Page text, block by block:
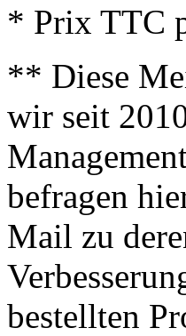
* Prix TTC
** Diese
wir seit
befragen
Mail zu
bestellten